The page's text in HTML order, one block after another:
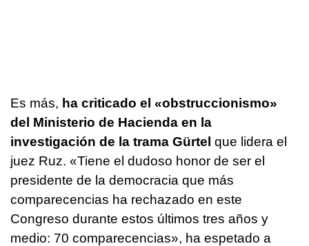
Es más, ha criticado el «obstruccionismo»
del Ministerio de Hacienda en la
investigación de la trama Gürtel que lidera el
juez Ruz. «Tiene el dudoso honor de ser el
presidente de la democracia que más
comparecencias ha rechazado en este
Congreso durante estos últimos tres años y
medio: 70 comparecencias», ha espetado a